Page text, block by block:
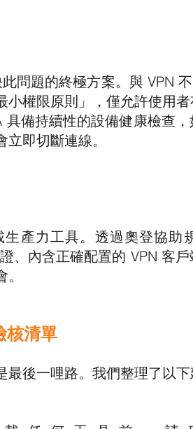
問題的終極方案。與 VPN
小權限原則」，僅允許使用
備持續性的設備健康檢查
即切斷連線。
產力工具。透過奧登協助
、內含正確配置的 VPN 客
核清單
最後一哩路。我們整理了以下